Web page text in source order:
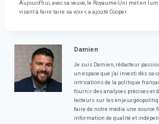
Aujourd'hui, avec sa veuve, le Royaume-Uni met en
visant à faire taire sa voix », a ajouté Cooper.
Damien
Je suis Damien, rédacteur
un espace que j'ai investi dès sa
intrications de la politique
fournir des analyses précises et
lecteurs sur les enjeux
faire de notre média une source
information de qualité et